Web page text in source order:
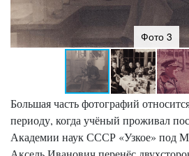
Фото 3
Большая часть фотографий
периоду, когда учёный проживал
Академии наук СССР «Узкое» под